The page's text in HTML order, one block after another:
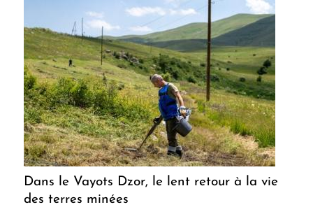
Dans le Vayots Dzor, le lent retour à la vie
des terres minées